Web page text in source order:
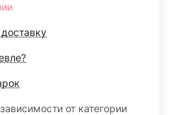
от категории